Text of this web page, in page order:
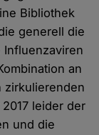
Bibliothek
generell die
Influenzaviren
an
zirkulierenden
leider der
und die